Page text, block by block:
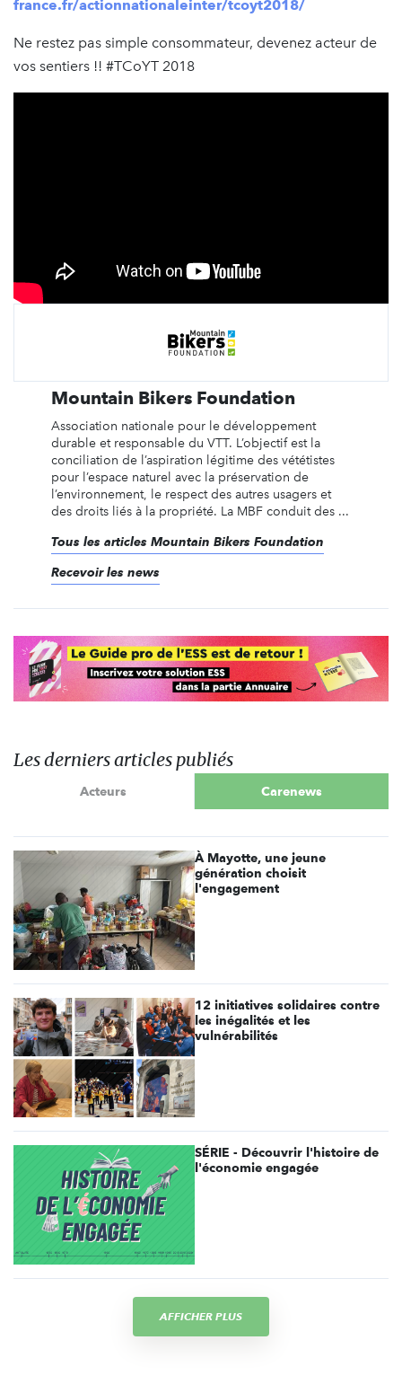
france.fr/actionnationaleinter/tcoyt2018/
Ne restez pas simple consommateur, devenez acteur de
vos sentiers !! #TCoYT 2018
Mountain Bikers Foundation
Association nationale pour le développement
durable et responsable du VTT. L’objectif est la
conciliation de l’aspiration légitime des vététistes
pour l’espace naturel avec la préservation de
l’environnement, le respect des autres usagers et
des droits liés à la propriété. La MBF conduit des ...
Tous les articles Mountain Bikers Foundation
Recevoir les news
Les derniers articles publiés
Acteurs Carenews
À Mayotte, une jeune
génération choisit
l'engagement
12 initiatives solidaires contre
les inégalités et les
vulnérabilités
SÉRIE - Découvrir l'histoire de
l'économie engagée
AFFICHER PLUS